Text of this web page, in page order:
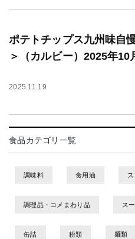
ポテトチップス九州味自
＞（カルビー）2025年
2025.11.19
食品カテゴリ一覧
調味料 食用油
調理品・コメまわり品 ス
缶詰 粉類 麺類